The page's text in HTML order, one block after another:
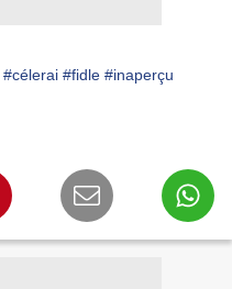
#célerai #fidle #inaperçu